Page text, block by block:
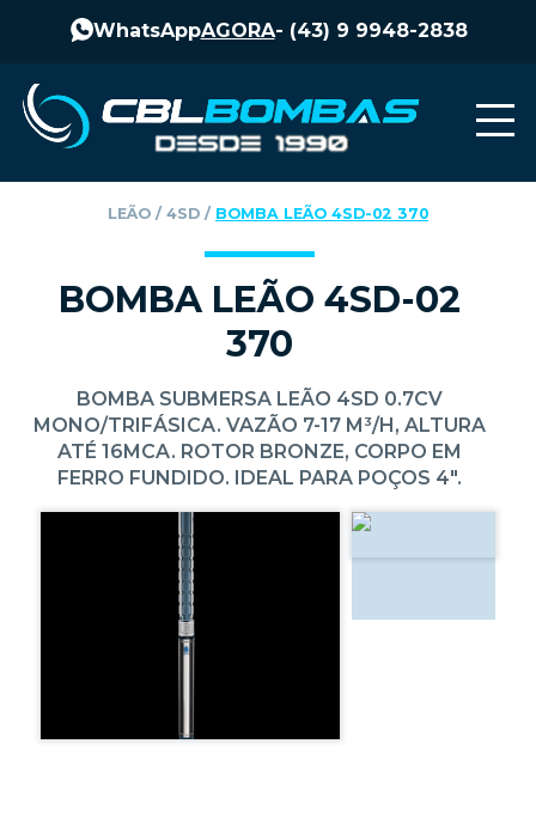
WhatsAppAGORA- (43) 9 9948-2838
LEÃO ‎ / ‎ 4SD ‎ / ‎ BOMBA LEÃO 4SD-02 370
BOMBA LEÃO 4SD-02
370
BOMBA SUBMERSA LEÃO 4SD 0.7CV
MONO/TRIFÁSICA. VAZÃO 7-17 M³/H, ALTURA
ATÉ 16MCA. ROTOR BRONZE, CORPO EM
FERRO FUNDIDO. IDEAL PARA POÇOS 4".